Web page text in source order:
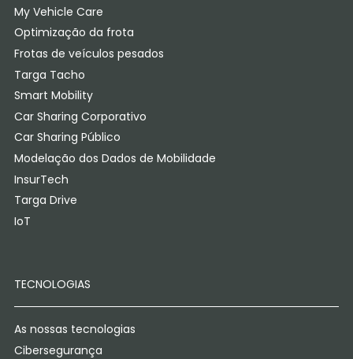
My Vehicle Care
Optimização da frota
Frotas de veículos pesados
Targa Tacho
Smart Mobility
Car Sharing Corporativo
Car Sharing Público
Modelação dos Dados de Mobilidade
InsurTech
Targa Drive
IoT
TECNOLOGIAS
As nossas tecnologias
Cibersegurança